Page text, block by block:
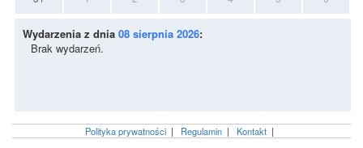
Wydarzenia z dnia 08 sierpnia 2026:
Brak wydarzeń.
Polityka prywatności| Regulamin| Kontakt|